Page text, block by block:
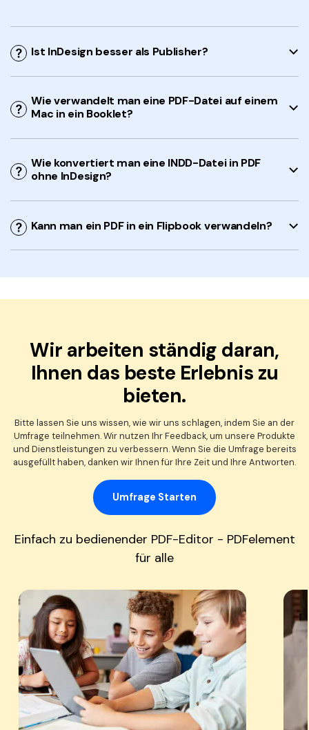
Ist InDesign besser als Publisher?
Wie verwandelt man eine PDF-Datei auf einem
Mac in ein Booklet?
Wie konvertiert man eine INDD-Datei in PDF
ohne InDesign?
Kann man ein PDF in ein Flipbook verwandeln?
Wir arbeiten ständig daran,
Ihnen das beste Erlebnis zu
bieten.
Bitte lassen Sie uns wissen, wie wir uns schlagen, indem Sie an der
Umfrage teilnehmen. Wir nutzen Ihr Feedback, um unsere Produkte
und Dienstleistungen zu verbessern. Wenn Sie die Umfrage bereits
ausgefüllt haben, danken wir Ihnen für Ihre Zeit und Ihre Antworten.
Umfrage Starten
Einfach zu bedienender PDF-Editor - PDFelement
für alle